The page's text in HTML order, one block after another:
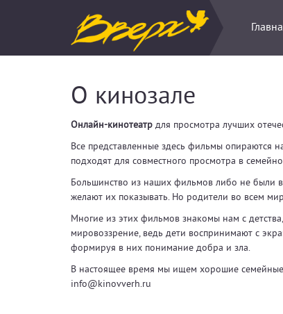
О кинозале
Онлайн-кинотеатр для просмотра лучших
Все представленные здесь фильмы опираются
подходят для совместного просмотра в
Большинство из наших фильмов либо не были
желают их показывать. Но родители во всем
Многие из этих фильмов знакомы нам с
мировоззрение, ведь дети воспринимают с
формируя в них понимание добра и зла.
В настоящее время мы ищем хорошие семейные
info@kinovverh.ru